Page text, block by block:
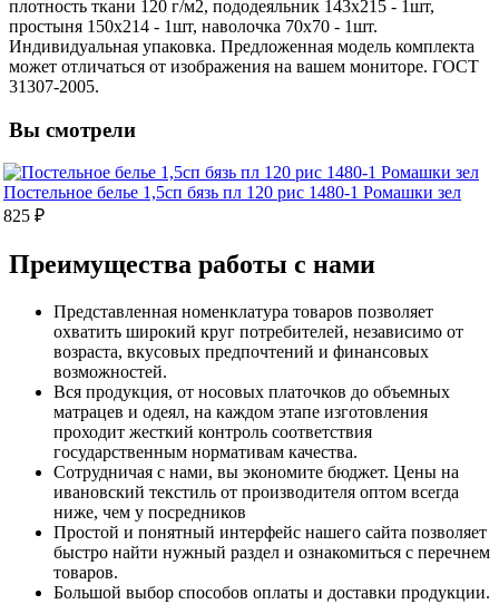
плотность ткани 120 г/м2, пододеяльник 143х215 - 1шт,
простыня 150х214 - 1шт, наволочка 70х70 - 1шт.
Индивидуальная упаковка. Предложенная модель комплекта
может отличаться от изображения на вашем мониторе. ГОСТ
31307-2005.
Вы смотрели
Постельное белье 1,5сп бязь пл 120 рис 1480-1 Ромашки зел
825 ₽
Преимущества работы с нами
Представленная номенклатура товаров позволяет
охватить широкий круг потребителей, независимо от
возраста, вкусовых предпочтений и финансовых
возможностей.
Вся продукция, от носовых платочков до объемных
матрацев и одеял, на каждом этапе изготовления
проходит жесткий контроль соответствия
государственным нормативам качества.
Сотрудничая с нами, вы экономите бюджет. Цены на
ивановский текстиль от производителя оптом всегда
ниже, чем у посредников
Простой и понятный интерфейс нашего сайта позволяет
быстро найти нужный раздел и ознакомиться с перечнем
товаров.
Большой выбор способов оплаты и доставки продукции.